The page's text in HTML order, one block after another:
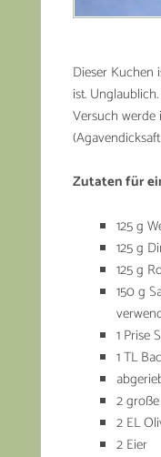
Dieser Kuchen
ist.
Versuch werde
Zutaten für
125 g
125 g
125 g
150 g
1 Prise
1 TL
2
2 EL
2 Eier